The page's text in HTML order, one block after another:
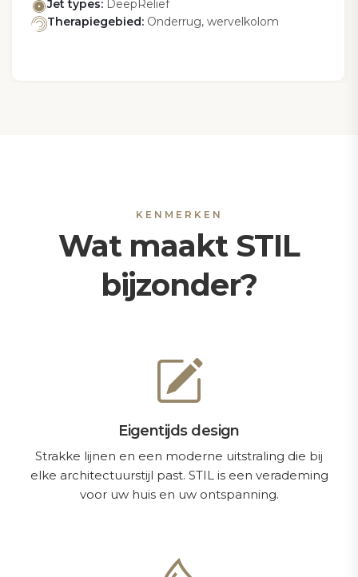
Jet types: DeepRelief
Therapiegebied: Onderrug, wervelkolom
KENMERKEN
Wat maakt STIL
bijzonder?
Eigentijds design
Strakke lijnen en een moderne uitstraling die bij
elke architectuurstijl past. STIL is een verademing
voor uw huis en uw ontspanning.